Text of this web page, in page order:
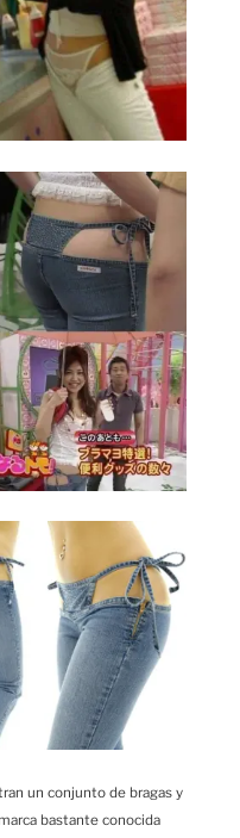
un conjunto de bragas y
bastante conocida